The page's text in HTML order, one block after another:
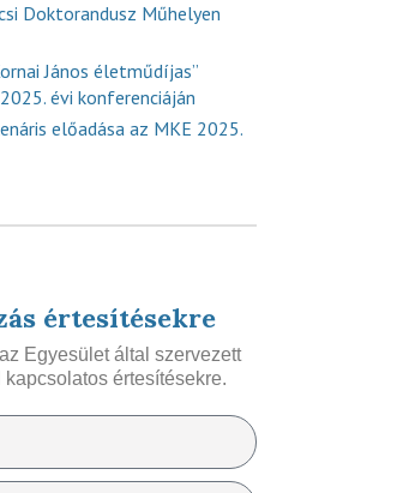
Doktorandusz Műhelyen
János életműdíjas”
évi konferenciáján
előadása az MKE 2025.
értesítésekre
Egyesület által szervezett
értesítésekre.